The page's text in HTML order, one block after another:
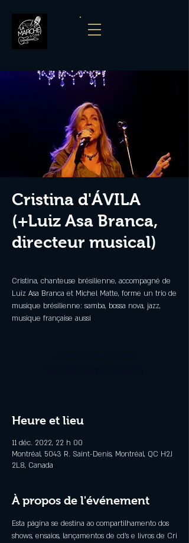
Cristina d'ÁVILA
(+Luiz Asa Branca,
directeur musical)
Cristina, chanteuse brésilienne, accompagné de
Luiz Asa Branca et Michel Matte, forme un trio de
musique brésilienne: samba, bossa nova, jazz,
musique française aussi
Heure et lieu
11 déc. 2022, 22 h 00
Montréal, 5043 R. Saint-Denis, Montréal, QC H2J
2L8, Canada
À propos de l'événement
Esta página se destina ao compartilhamento dos
shows, ensaios, lançamentos de cd's e livros de Cri